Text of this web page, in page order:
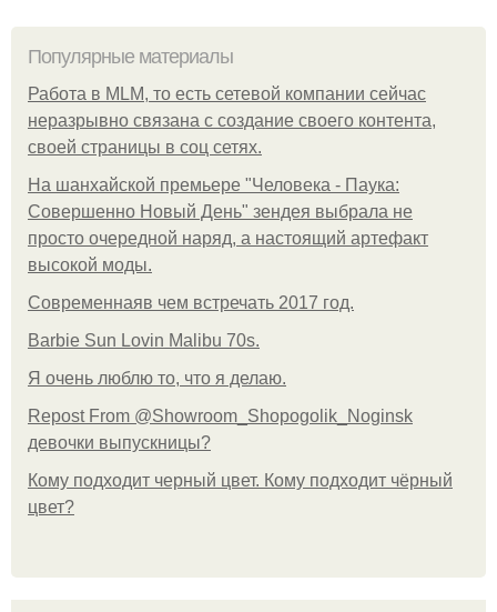
Популярные материалы
Работа в MLM, то есть сетевой компании сейчас
неразрывно связана с создание своего контента,
своей страницы в соц сетях.
На шанхайской премьере "Человека - Паука:
Совершенно Новый День" зендея выбрала не
просто очередной наряд, а настоящий артефакт
высокой моды.
Современнаяв чем встречать 2017 год.
Barbie Sun Lovin Malibu 70s.
Я очень люблю то, что я делаю.
Repost From @Showroom_Shopogolik_Noginsk
девочки выпускницы?
Кому подходит черный цвет. Кому подходит чёрный
цвет?